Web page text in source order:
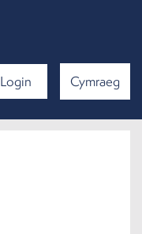
Login Cymraeg